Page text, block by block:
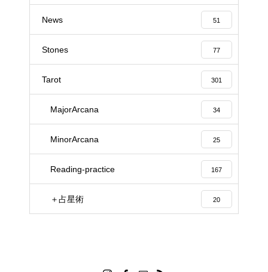
News 51
Stones 77
Tarot 301
MajorArcana 34
MinorArcana 25
Reading-practice 167
＋占星術 20